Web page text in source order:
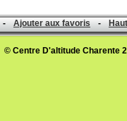
- Ajouter aux favoris -
© Centre D'altitude Charente